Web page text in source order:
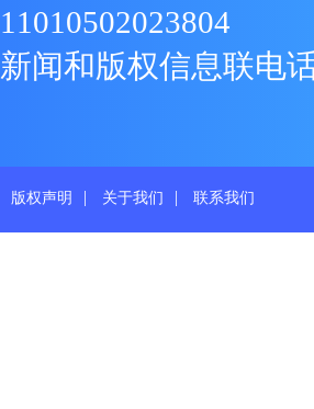
11010502023804
新闻和版权信息联电
版权声明 | 关于我们 | 联系我们